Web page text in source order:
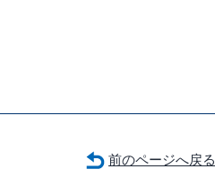
前のページへ戻る